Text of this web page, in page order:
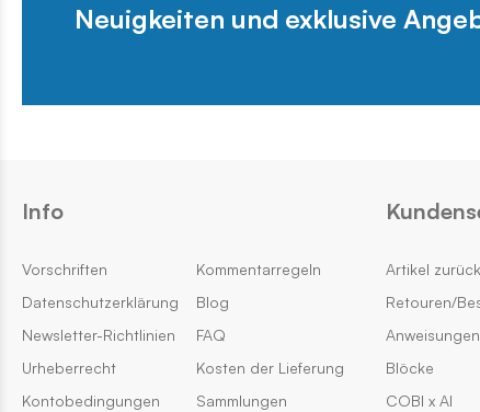
Neuigkeiten und exklusive
Info
Vorschriften
Datenschutzerklärung
Newsletter-Richtlinien
Urheberrecht
Kontobedingungen
Kommentarregeln
Blog
FAQ
Kosten der Lieferung
Sammlungen
Artikel
Retouren/
Blöcke
COBI x AI